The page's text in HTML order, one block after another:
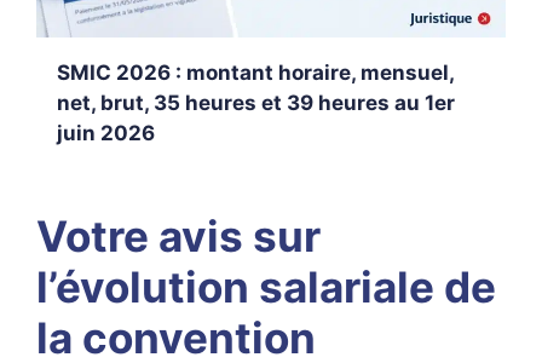
SMIC 2026 : montant horaire, mensuel,
net, brut, 35 heures et 39 heures au 1er
juin 2026
Votre avis sur
l’évolution salariale de
la convention